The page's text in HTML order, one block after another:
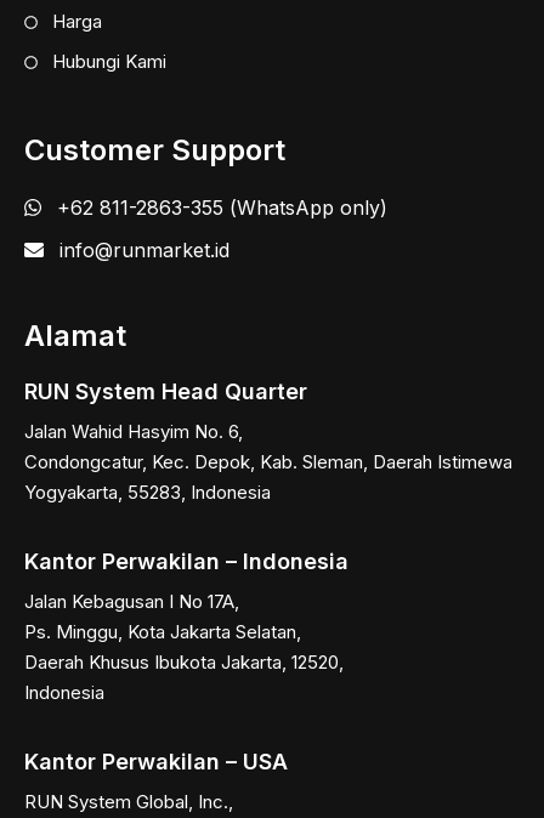
Harga
Hubungi Kami
Customer Support
+62 811-2863-355 (WhatsApp only)
info@runmarket.id
Alamat
RUN System Head Quarter
Jalan Wahid Hasyim No. 6,
Condongcatur, Kec. Depok, Kab. Sleman, Daerah Istimewa
Yogyakarta, 55283, Indonesia
Kantor Perwakilan – Indonesia
Jalan Kebagusan I No 17A,
Ps. Minggu, Kota Jakarta Selatan,
Daerah Khusus Ibukota Jakarta, 12520,
Indonesia
Kantor Perwakilan – USA
RUN System Global, Inc.,